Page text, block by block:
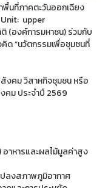
นที่ภาคตะวันออกเฉียง
upper
(องค์การมหาชน) ร่วมกับ
ด “นวัตกรรมเพื่อชุมชนที่
งคม วิสาหกิจชุมชน หรือ
คม ประจำปี 2569
อาหารและผลไม้มูลค่าสูง
ลงสภาพภูมิอากาศ